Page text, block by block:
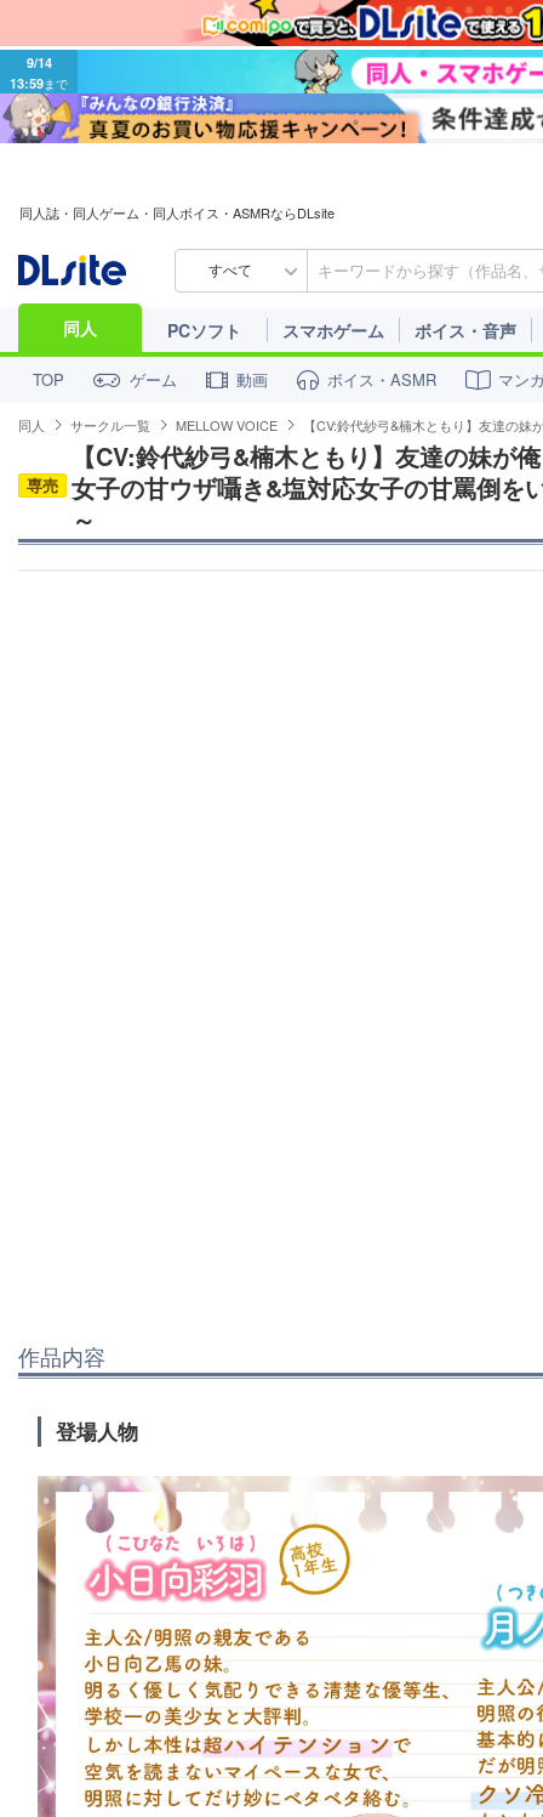
9/14
13:59まで
同人誌・同人ゲーム・同人ボイス・ASMRならDLsite
すべて
同人 PCソフト スマホゲーム ボイス・音声
TOP ゲーム 動画 ボイス・ASMR マン
同人 サークル一覧 MELLOW VOICE 【CV:鈴代紗弓&楠木ともり】友達の
専売
【CV:鈴代紗弓&楠木ともり】友達の妹が
女子の甘ウザ囁き&塩対応女子の甘罵倒を
～
作品内容
登場人物